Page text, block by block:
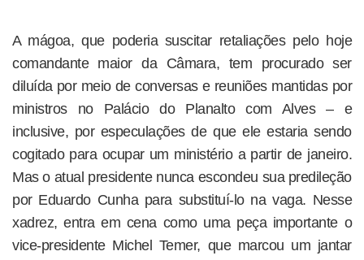
A mágoa, que poderia suscitar retaliações pelo hoje
comandante maior da Câmara, tem procurado ser
diluída por meio de conversas e reuniões mantidas por
ministros no Palácio do Planalto com Alves – e
inclusive, por especulações de que ele estaria sendo
cogitado para ocupar um ministério a partir de janeiro.
Mas o atual presidente nunca escondeu sua predileção
por Eduardo Cunha para substituí-lo na vaga. Nesse
xadrez, entra em cena como uma peça importante o
vice-presidente Michel Temer, que marcou um jantar